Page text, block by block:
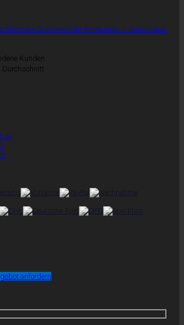
führenden Druckereien für Werbeuhren in Deutschland.
Kunden
Durchschnitt
anfordern